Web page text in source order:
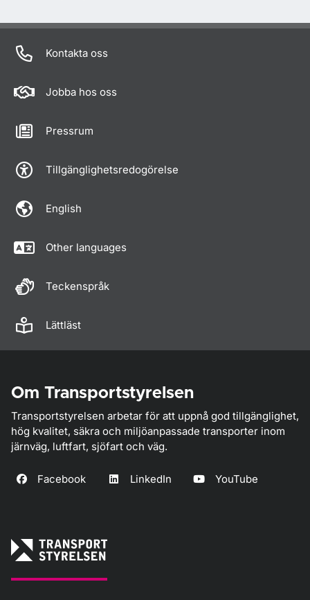
Kontakta oss
Jobba hos oss
Pressrum
Tillgänglighetsredogörelse
English
Other languages
Teckenspråk
Lättläst
Om Transportstyrelsen
Transportstyrelsen arbetar för att uppnå god tillgänglighet,
hög kvalitet, säkra och miljöanpassade transporter inom
järnväg, luftfart, sjöfart och väg.
Facebook LinkedIn YouTube